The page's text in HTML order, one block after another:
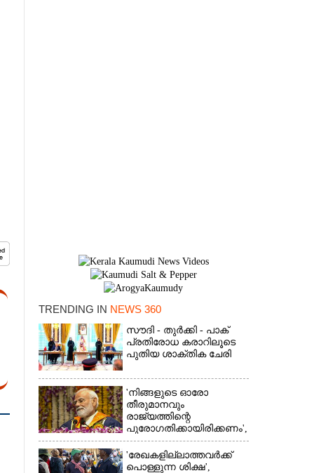
TRENDING IN NEWS 360
സൗദി - തുർക്കി - പാക്
പ്രതിരോധ കരാറിലൂടെ
പുതിയ ശാക്തിക ചേരി
'നിങ്ങളുടെ ഓരോ
തീരുമാനവും
രാജ്യത്തിന്റെ
പുരോഗതിക്കായിരിക്കണം',​
വിദ്യാർത്ഥികളോട്
പ്രധാനമന്ത്രി
'രേഖകളില്ലാത്തവർക്ക്
പൊള്ളുന്ന ശിക്ഷ',
×